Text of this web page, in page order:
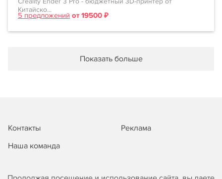
Китайско...
5 предложений от 19500 ₽
Показать больше
Контакты
Реклама
Наша команда